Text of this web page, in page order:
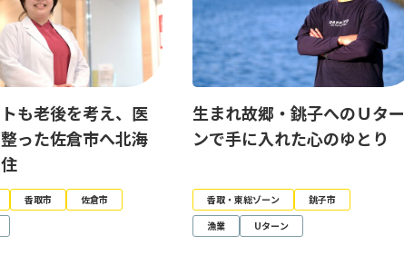
も老後を考え、医
った佐倉市へ北海
香取市
佐倉市
生まれ故郷・銚子へのＵター
ンで手に入れた心のゆとり
香取・東総ゾーン
銚子市
漁業
Uターン